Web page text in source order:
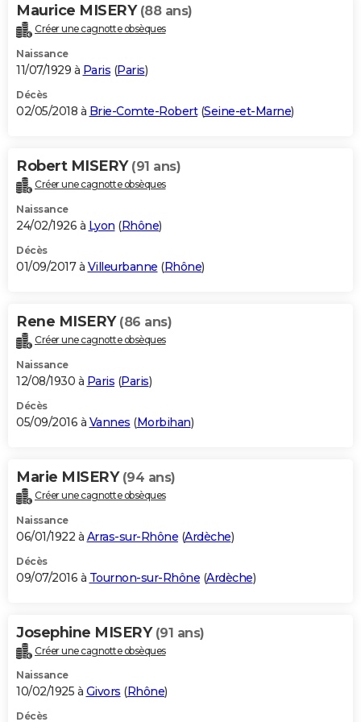
Maurice MISERY (88 ans)
Créer une cagnotte obsèques
Naissance
11/07/1929 à Paris (Paris)
Décès
02/05/2018 à Brie-Comte-Robert(Seine-et-Marne)
Robert MISERY (91 ans)
Créer une cagnotte obsèques
Naissance
24/02/1926 à Lyon (Rhône)
Décès
01/09/2017 à Villeurbanne (Rhône)
Rene MISERY (86 ans)
Créer une cagnotte obsèques
Naissance
12/08/1930 à Paris (Paris)
Décès
05/09/2016 à Vannes (Morbihan)
Marie MISERY (94 ans)
Créer une cagnotte obsèques
Naissance
06/01/1922 à Arras-sur-Rhône (Ardèche)
Décès
09/07/2016 à Tournon-sur-Rhône (Ardèche)
Josephine MISERY (91 ans)
Créer une cagnotte obsèques
Naissance
10/02/1925 à Givors (Rhône)
Décès